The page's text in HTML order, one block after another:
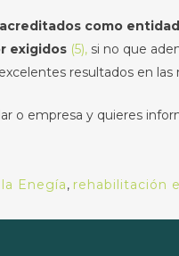
como
exigidos (5), si no que
resultados en
o empresa y quieres
Enegía, rehabilitación